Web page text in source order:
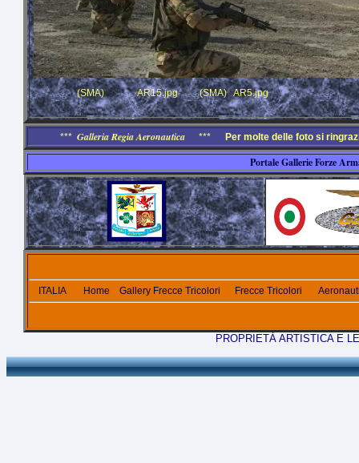
(SMA) AR15.jpg (SMA) AR5.jpg
*** Galleria Regia Aeronautica *** Per molte delle foto si
Portale Gallerie Forze
ITALIA Home Gallery Frecce Tricolori Frecce Tricolori
PROPRIETÀ ARTISTICA E